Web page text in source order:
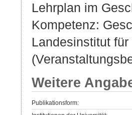
Lehrplan im
Kompetenz:
Landesinstitut
Weitere
Publikationsform: